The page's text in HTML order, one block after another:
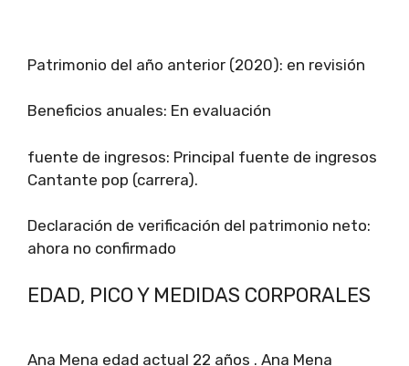
Patrimonio del año anterior (2020): en revisión
Beneficios anuales: En evaluación
fuente de ingresos: Principal fuente de ingresos
Cantante pop (carrera).
Declaración de verificación del patrimonio neto:
ahora no confirmado
EDAD, PICO Y MEDIDAS CORPORALES
Ana Mena edad actual 22 años . Ana Mena